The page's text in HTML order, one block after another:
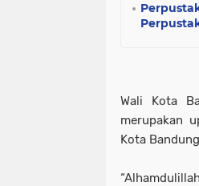
Wali Kota
merupakan
Kota